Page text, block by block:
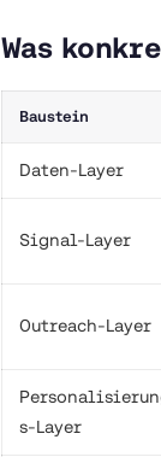
Was
Baustein
Daten-Layer
Signal-Layer
Outreach-Layer
s-Layer